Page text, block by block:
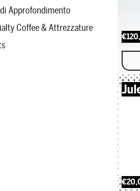
di Approfondimento
Coffee & Attrezzature